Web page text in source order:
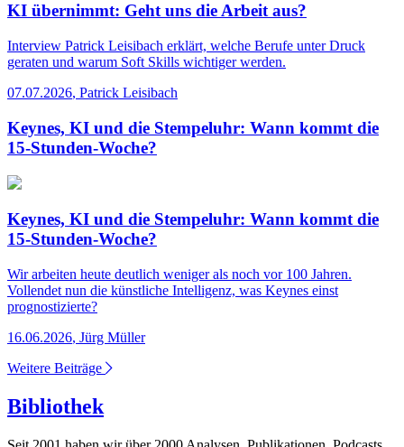
KI übernimmt: Geht uns die Arbeit aus?
Interview Patrick Leisibach erklärt, welche Berufe unter Druck
geraten und warum Soft Skills wichtiger werden.
07.07.2026, Patrick Leisibach
Keynes, KI und die Stempeluhr: Wann kommt die
15-Stunden-Woche?
Keynes, KI und die Stempeluhr: Wann kommt die
15-Stunden-Woche?
Wir arbeiten heute deutlich weniger als noch vor 100 Jahren.
Vollendet nun die künstliche Intelligenz, was Keynes einst
prognostizierte?
16.06.2026, Jürg Müller
Weitere Beiträge
Bibliothek